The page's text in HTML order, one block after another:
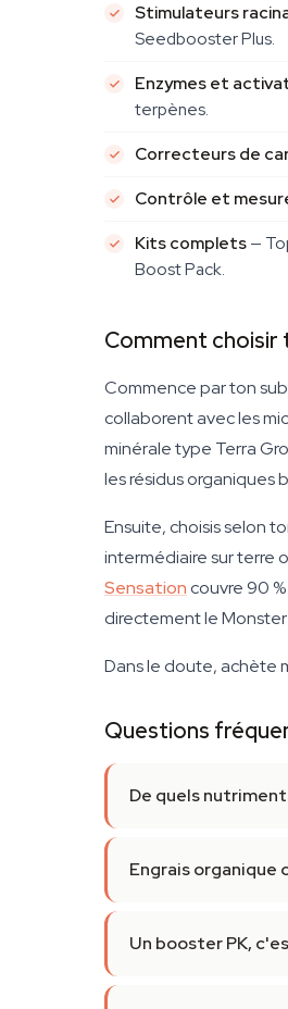
Stimulateurs
Seedbooster Plus.
Enzymes et
terpènes.
Correcteurs de
Contrôle et
Kits complets—
Boost Pack.
Comment choisir
Commence par ton
collaborent avec les
minérale type Terra
les résidus organiques
Ensuite, choisis selon
intermédiaire sur terre
Sensation couvre 90
directement le
Dans le doute, achète
Questions
De quels
Engrais organique
Un booster PK,